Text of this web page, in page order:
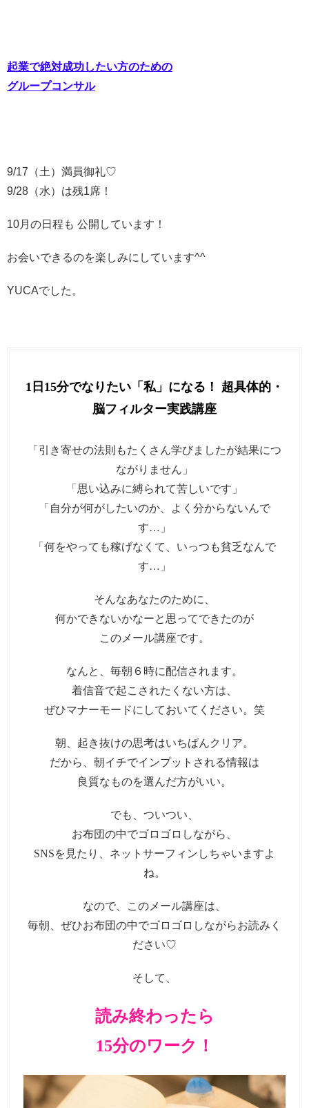
起業で絶対成功したい方のための
グループコンサル
9/17（土）満員御礼♡
9/28（水）は残1席！
10月の日程も 公開しています！
お会いできるのを楽しみにしています^^
YUCAでした。
1日15分でなりたい「私」になる！ 超具体的・
脳フィルター実践講座
「引き寄せの法則もたくさん学びましたが結果につ
ながりません」
「思い込みに縛られて苦しいです」
「自分が何がしたいのか、よく分からないんで
す…」
「何をやっても稼げなくて、いっつも貧乏なんで
す…」
そんなあなたのために、
何かできないかなーと思ってできたのが
このメール講座です。
なんと、毎朝６時に配信されます。
着信音で起こされたくない方は、
ぜひマナーモードにしておいてください。笑
朝、起き抜けの思考はいちばんクリア。
だから、朝イチでインプットされる情報は
良質なものを選んだ方がいい。
でも、ついつい、
お布団の中でゴロゴロしながら、
SNSを見たり、ネットサーフィンしちゃいますよ
ね。
なので、このメール講座は、
毎朝、ぜひお布団の中でゴロゴロしながらお読みく
ださい♡
そして、
読み終わったら
15分のワーク！